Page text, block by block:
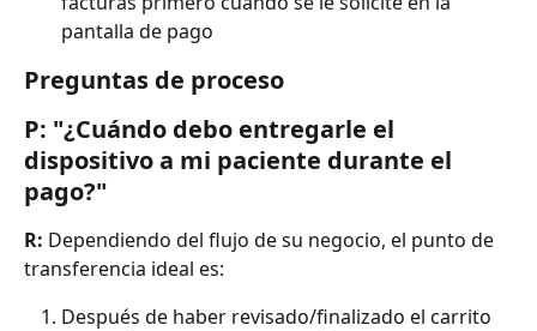
pantalla de pago
Preguntas de proceso
P: "¿Cuándo debo entregarle el
dispositivo a mi paciente durante el
pago?"
R: Dependiendo del flujo de su negocio, el punto de
transferencia ideal es:
Después de haber revisado/finalizado el carrito